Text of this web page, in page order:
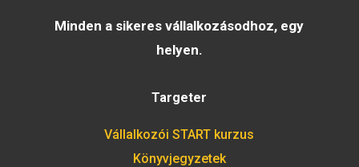
Minden a sikeres vállalkozásodhoz, egy
helyen.
Targeter
Vállalkozói START kurzus
Könyvjegyzetek